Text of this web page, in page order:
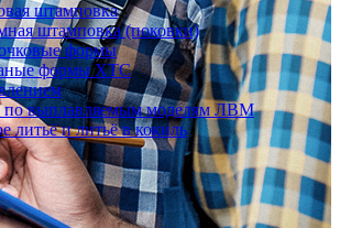
штамповка
штамповка (поковки)
формы
формы ХТС
по выплавляемым моделям ЛВМ
литьё и литьё в кокиль